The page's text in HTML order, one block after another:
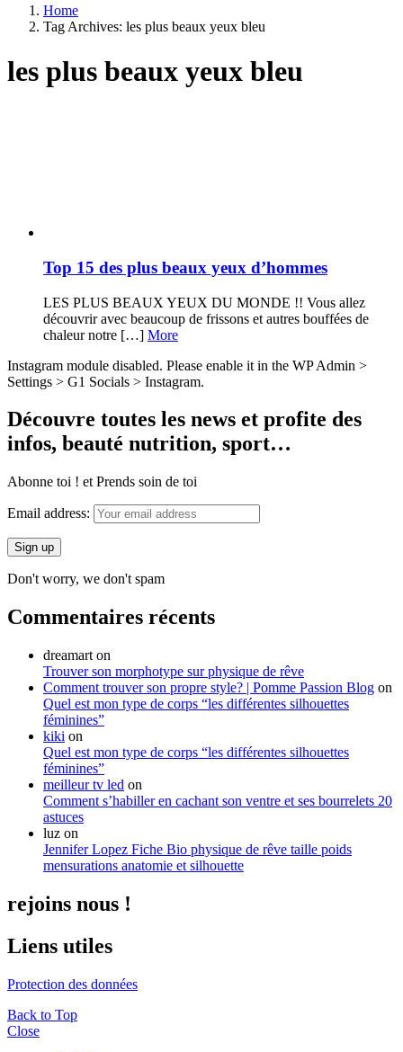
Home
Tag Archives: les plus beaux yeux bleu
les plus beaux yeux bleu
Top 15 des plus beaux yeux d’hommes
LES PLUS BEAUX YEUX DU MONDE !! Vous allez
découvrir avec beaucoup de frissons et autres bouffées de
chaleur notre […] More
Instagram module disabled. Please enable it in the WP Admin >
Settings > G1 Socials > Instagram.
Découvre toutes les news et profite des
infos, beauté nutrition, sport…
Abonne toi ! et Prends soin de toi
Email address:
Don't worry, we don't spam
Commentaires récents
dreamart on
Trouver son morphotype sur physique de rêve
Comment trouver son propre style? | Pomme Passion Blog on
Quel est mon type de corps “les différentes silhouettes
féminines”
kiki on
Quel est mon type de corps “les différentes silhouettes
féminines”
meilleur tv led on
Comment s’habiller en cachant son ventre et ses bourrelets 20
astuces
luz on
Jennifer Lopez Fiche Bio physique de rêve taille poids
mensurations anatomie et silhouette
rejoins nous !
Liens utiles
Protection des données
Back to Top
Close